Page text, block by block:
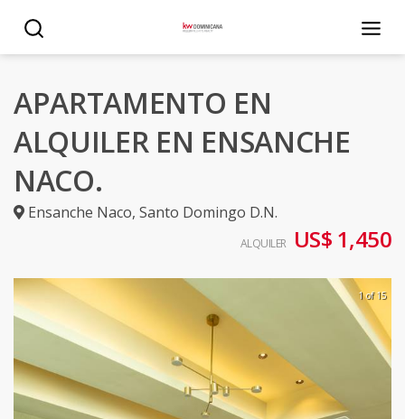
APARTAMENTO EN
ALQUILER EN ENSANCHE
NACO.
Ensanche Naco, Santo Domingo D.N.
ALQUILER US$ 1,450
1 of 15